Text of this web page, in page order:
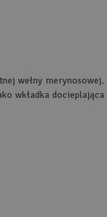
wełny merynosowej.
wkładka docieplająca